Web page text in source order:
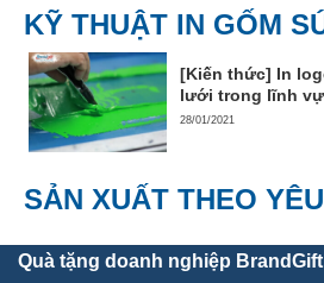
KỸ THUẬT IN GỐM
[Kiến thức] In
lưới trong lĩnh
28/01/2021
SẢN XUẤT THEO
Quà tặng doanh nghiệp BrandGift